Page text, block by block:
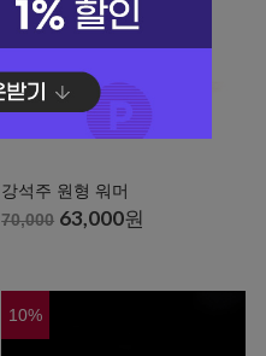
강석주 원형 워머
70,000 63,000원
10%